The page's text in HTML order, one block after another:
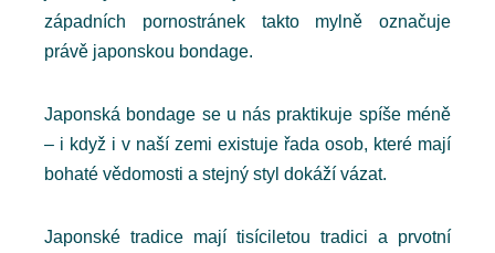
západních pornostránek takto mylně označuje
právě japonskou bondage.
Japonská bondage se u nás praktikuje spíše méně
– i když i v naší zemi existuje řada osob, které mají
bohaté vědomosti a stejný styl dokáží vázat.
Japonské tradice mají tisíciletou tradici a prvotní